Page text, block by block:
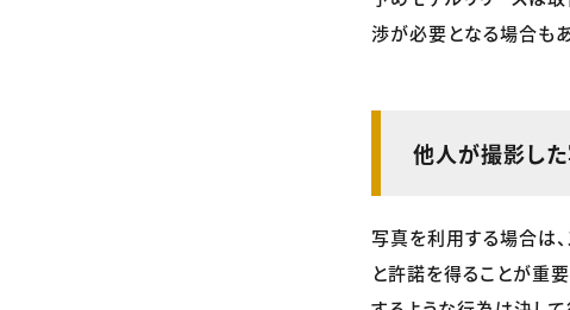
渉が必要となる場合もあ
他人が撮影し
写真を利用する場合は
と許諾を得ることが重